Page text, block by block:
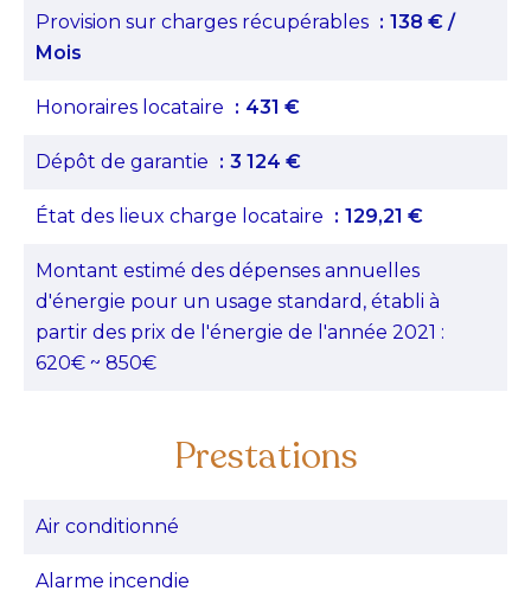
Provision sur charges récupérables
138 € /
Mois
Honoraires locataire 431 €
Dépôt de garantie 3 124 €
État des lieux charge locataire 129,21 €
Montant estimé des dépenses annuelles
d'énergie pour un usage standard, établi à
partir des prix de l'énergie de l'année 2021 :
620€ ~ 850€
Prestations
Air conditionné
Alarme incendie